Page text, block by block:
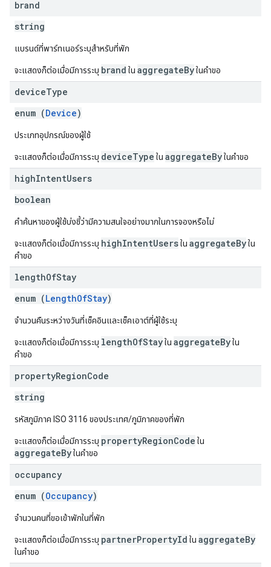
brand
string
แบรนด์ที่พาร์ทเนอร์ระบุสำหรับที่พัก
จะแสดงก็ต่อเมื่อมีการระบุ brand ใน aggregateByในคำขอ
deviceType
enum (Device)
ประเภทอุปกรณ์ของผู้ใช้
จะแสดงก็ต่อเมื่อมีการระบุ deviceType ใน aggregateByในคำขอ
highIntentUsers
boolean
คำค้นหาของผู้ใช้บ่งชี้ว่ามีความสนใจอย่างมากในการจองหรือไม่
จะแสดงก็ต่อเมื่อมีการระบุ highIntentUsersใน aggregateByใน
คำขอ
lengthOfStay
enum (LengthOfStay)
จำนวนคืนระหว่างวันที่เช็คอินและเช็คเอาต์ที่ผู้ใช้ระบุ
จะแสดงก็ต่อเมื่อมีการระบุ lengthOfStayใน aggregateByใน
คำขอ
propertyRegionCode
string
รหัสภูมิภาค ISO 3116 ของประเทศ/ภูมิภาคของที่พัก
จะแสดงก็ต่อเมื่อมีการระบุ propertyRegionCode ใน
aggregateByในคำขอ
occupancy
enum (Occupancy)
จำนวนคนที่ขอเข้าพักในที่พัก
จะแสดงก็ต่อเมื่อมีการระบุ partnerPropertyId ใน aggregateBy
ในคำขอ